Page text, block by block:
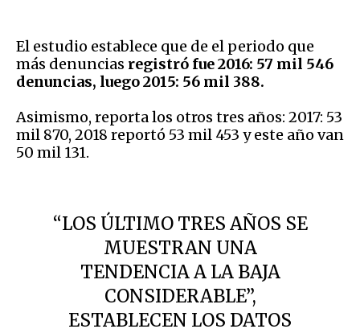
El estudio establece que de el periodo que
más denuncias registró fue 2016: 57 mil 546
denuncias, luego 2015: 56 mil 388.
Asimismo, reporta los otros tres años: 2017: 53
mil 870, 2018 reportó 53 mil 453 y este año van
50 mil 131.
“LOS ÚLTIMO TRES AÑOS SE
MUESTRAN UNA
TENDENCIA A LA BAJA
CONSIDERABLE”,
ESTABLECEN LOS DATOS